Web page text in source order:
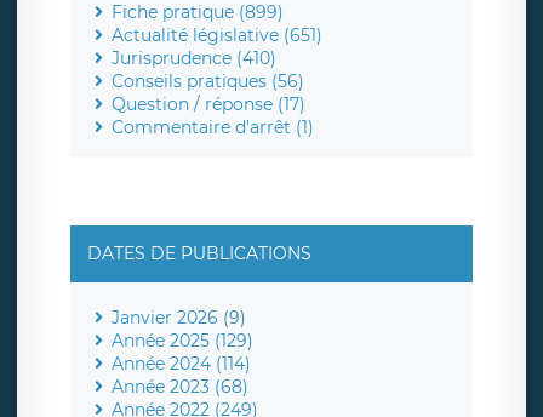
Fiche pratique (899)
Actualité législative (651)
Jurisprudence (410)
Conseils pratiques (56)
Question / réponse (17)
Commentaire d'arrêt (1)
DATES DE PUBLICATIONS
Janvier 2026 (9)
Année 2025 (129)
Année 2024 (114)
Année 2023 (68)
Année 2022 (249)